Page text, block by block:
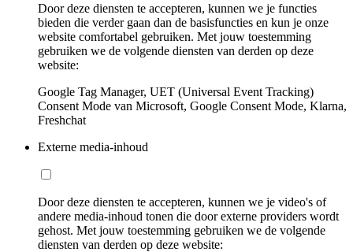
Door deze diensten te accepteren, kunnen we je functies
bieden die verder gaan dan de basisfuncties en kun je onze
website comfortabel gebruiken. Met jouw toestemming
gebruiken we de volgende diensten van derden op deze
website:
Google Tag Manager, UET (Universal Event Tracking)
Consent Mode van Microsoft, Google Consent Mode, Klarna,
Freshchat
Externe media-inhoud
Door deze diensten te accepteren, kunnen we je video's of
andere media-inhoud tonen die door externe providers wordt
gehost. Met jouw toestemming gebruiken we de volgende
diensten van derden op deze website: